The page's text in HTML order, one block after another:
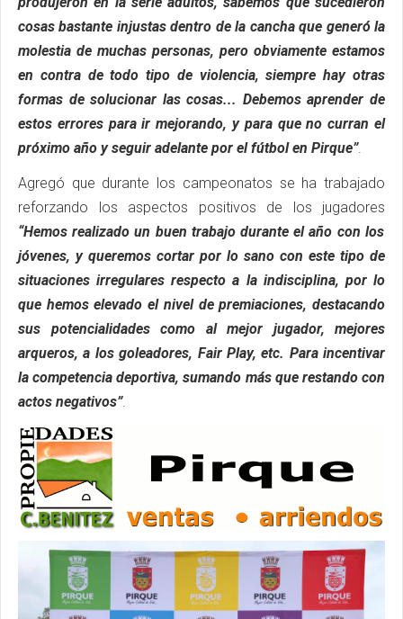
cosas bastante injustas dentro de la cancha que generó la
molestia de muchas personas, pero obviamente estamos
en contra de todo tipo de violencia, siempre hay otras
formas de solucionar las cosas... Debemos aprender de
estos errores para ir mejorando, y para que no curran el
próximo año y seguir adelante por el fútbol en Pirque”.
Agregó que durante los campeonatos se ha trabajado
reforzando los aspectos positivos de los jugadores
“Hemos realizado un buen trabajo durante el año con los
jóvenes, y queremos cortar por lo sano con este tipo de
situaciones irregulares respecto a la indisciplina, por lo
que hemos elevado el nivel de premiaciones, destacando
sus potencialidades como al mejor jugador, mejores
arqueros, a los goleadores, Fair Play, etc. Para incentivar
la competencia deportiva, sumando más que restando con
actos negativos”.